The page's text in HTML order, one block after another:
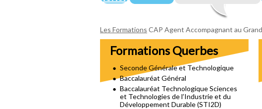
Les Formations CAP Agent Accompagnant au
Formations Querbes
Seconde Générale et Technologique
Baccalauréat Général
Baccalauréat Technologique Sciences
et Technologies de l’Industrie et du
Développement Durable (STI2D)